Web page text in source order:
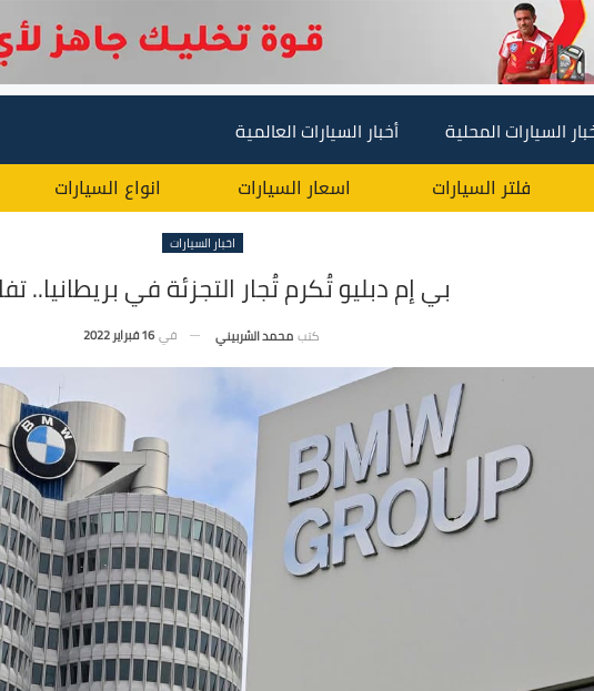
السيارات المحلية أخبار السيارات العالمية
فلتر السيارات اسعار السيارات انواع السيارات
اخبار السيارات
بي إم دبليو تُكرم تُجار التجزئة في بريطانيا..
كتب محمد الشربيني في 16 فبراير 2022